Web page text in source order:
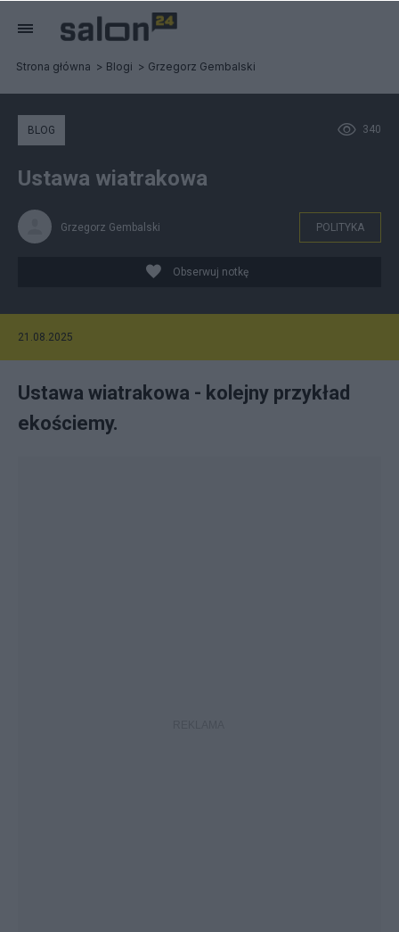
Strona główna Blogi Grzegorz Gembalski
340
BLOG
Ustawa wiatrakowa
Grzegorz Gembalski POLITYKA
Obserwuj notkę
21.08.2025
Ustawa wiatrakowa - kolejny przykład
ekościemy.